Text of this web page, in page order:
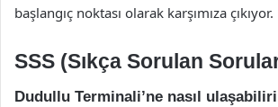
başlangıç noktası olarak karşımıza çıkıyor.
SSS (Sıkça Sorulan
Dudullu Terminali’ne nasıl